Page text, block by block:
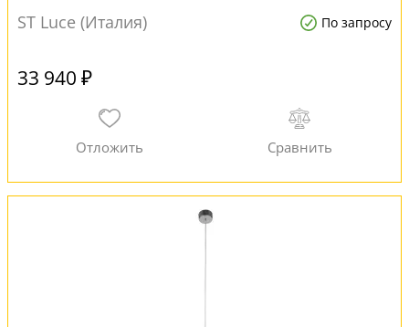
ST Luce (Италия) По запросу
33 940 ₽